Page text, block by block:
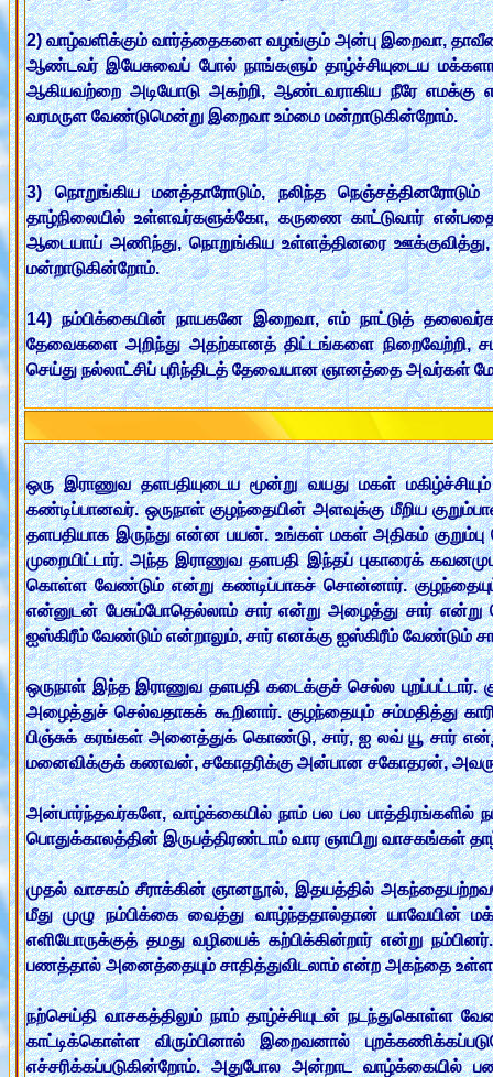
2) வாழ்வளிக்கும் வார்த்தைகளை வழங்கும் அன்பு இறைவா,
ஆண்டவர் இயேசுவைப் போல் நாங்களும் தாழ்ச்சியுடைய
ஆகியவற்றை அடியோடு அகற்றி, ஆண்டவராகிய நீரே எமக்கு
வரமருள வேண்டுமென்று இறைவா உம்மை மன்றாடுகின்றோம்.
3) நொறுங்கிய மனத்தாரோடும், நலிந்த
தாழ்நிலையில் உள்ளவர்களுக்கோ, கருணை காட்டுவார்
ஆடையாய் அணிந்து, நொறுங்கிய உள்ளத்தினரை
மன்றாடுகின்றோம்.
14) நம்பிக்கையின் நாயகனே இறைவா, எம் நாட்டுத்
தேவைகளை அறிந்து அதற்கானத் திட்டங்களை நிறைவேற்றி,
செய்து நல்லாட்சிப் புரிந்திடத் தேவையான ஞானத்தை அவர்கள்
ஒரு இராணுவ தளபதியுடைய மூன்று வயது மகள்
கண்டிப்பானவர். ஒருநாள் குழந்தையின் அளவுக்கு மீறிய
தளபதியாக இருந்து என்ன பயன். உங்கள் மகள் அதிகம் குறும்பு
முறையிட்டார். அந்த இராணுவ தளபதி இந்தப் புகாரைக்
கொள்ள வேண்டும் என்று கண்டிப்பாகச் சொன்னார்.
என்னுடன் பேசும்போதெல்லாம் சார் என்று அழைத்து சார் என்று
ஐஸ்கிரீம் வேண்டும் என்றாலும், சார் எனக்கு ஐஸ்கிரீம் வேண்டும்
ஒருநாள் இந்த இராணுவ தளபதி கடைக்குச் செல்ல புறப்பட்டார்.
அழைத்துச் செல்வதாகக் கூறினார். குழந்தையும் சம்மதித்து
பிஞ்சுக் கரங்கள் அனைத்துக் கொண்டு, சார், ஐ லவ் யூ சார்
மனைவிக்குக் கணவன், சகோதரிக்கு அன்பான சகோதரன்,
அன்பார்ந்தவர்களே, வாழ்க்கையில் நாம் பல பல பாத்திரங்களில்
பொதுக்காலத்தின் இருபத்திரண்டாம் வார ஞாயிறு வாசகங்கள்
முதல் வாசகம் சீராக்கின் ஞானநூல், இதயத்தில்
மீது முழு நம்பிக்கை வைத்து வாழ்ந்ததால்தான் யாவேயின்
எளியோருக்குத் தமது வழியைக் கற்பிக்கின்றார் என்று
பணத்தால் அனைத்தையும் சாதித்துவிடலாம் என்ற அகந்தை
நற்செய்தி வாசகத்திலும் நாம் தாழ்ச்சியுடன் நடந்துகொள்ள
காட்டிக்கொள்ள விரும்பினால் இறைவனால்
எச்சரிக்கப்படுகின்றோம். அதுபோல அன்றாட வாழ்க்கையில்